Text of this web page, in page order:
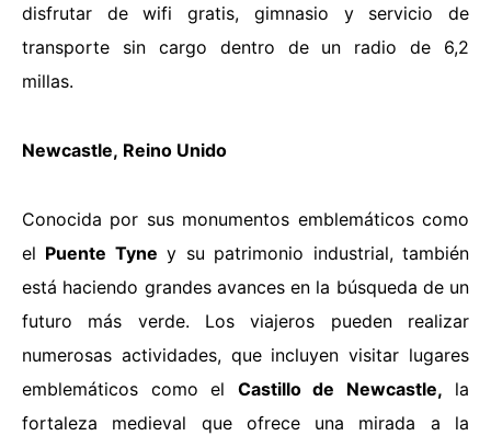
disfrutar de wifi gratis, gimnasio y servicio de
transporte sin cargo dentro de un radio de 6,2
millas.
Newcastle, Reino Unido
Conocida por sus monumentos emblemáticos como
el Puente Tyne y su patrimonio industrial, también
está haciendo grandes avances en la búsqueda de un
futuro más verde. Los viajeros pueden realizar
numerosas actividades, que incluyen visitar lugares
emblemáticos como el Castillo de Newcastle, la
fortaleza medieval que ofrece una mirada a la